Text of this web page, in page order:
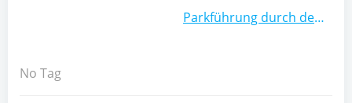
Beitragsnavigation Parkführung durch den Staatspark Fürstenlager
No Tag